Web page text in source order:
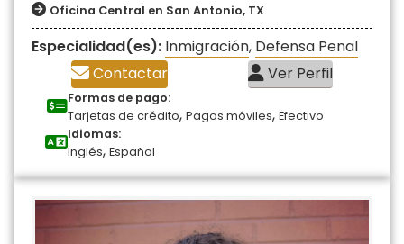
Oficina Central en San Antonio, TX
Especialidad(es): Inmigración, Defensa Penal
Contactar
Ver Perfil
Formas de pago:
Tarjetas de crédito, Pagos móviles, Efectivo
Idiomas:
Inglés, Español